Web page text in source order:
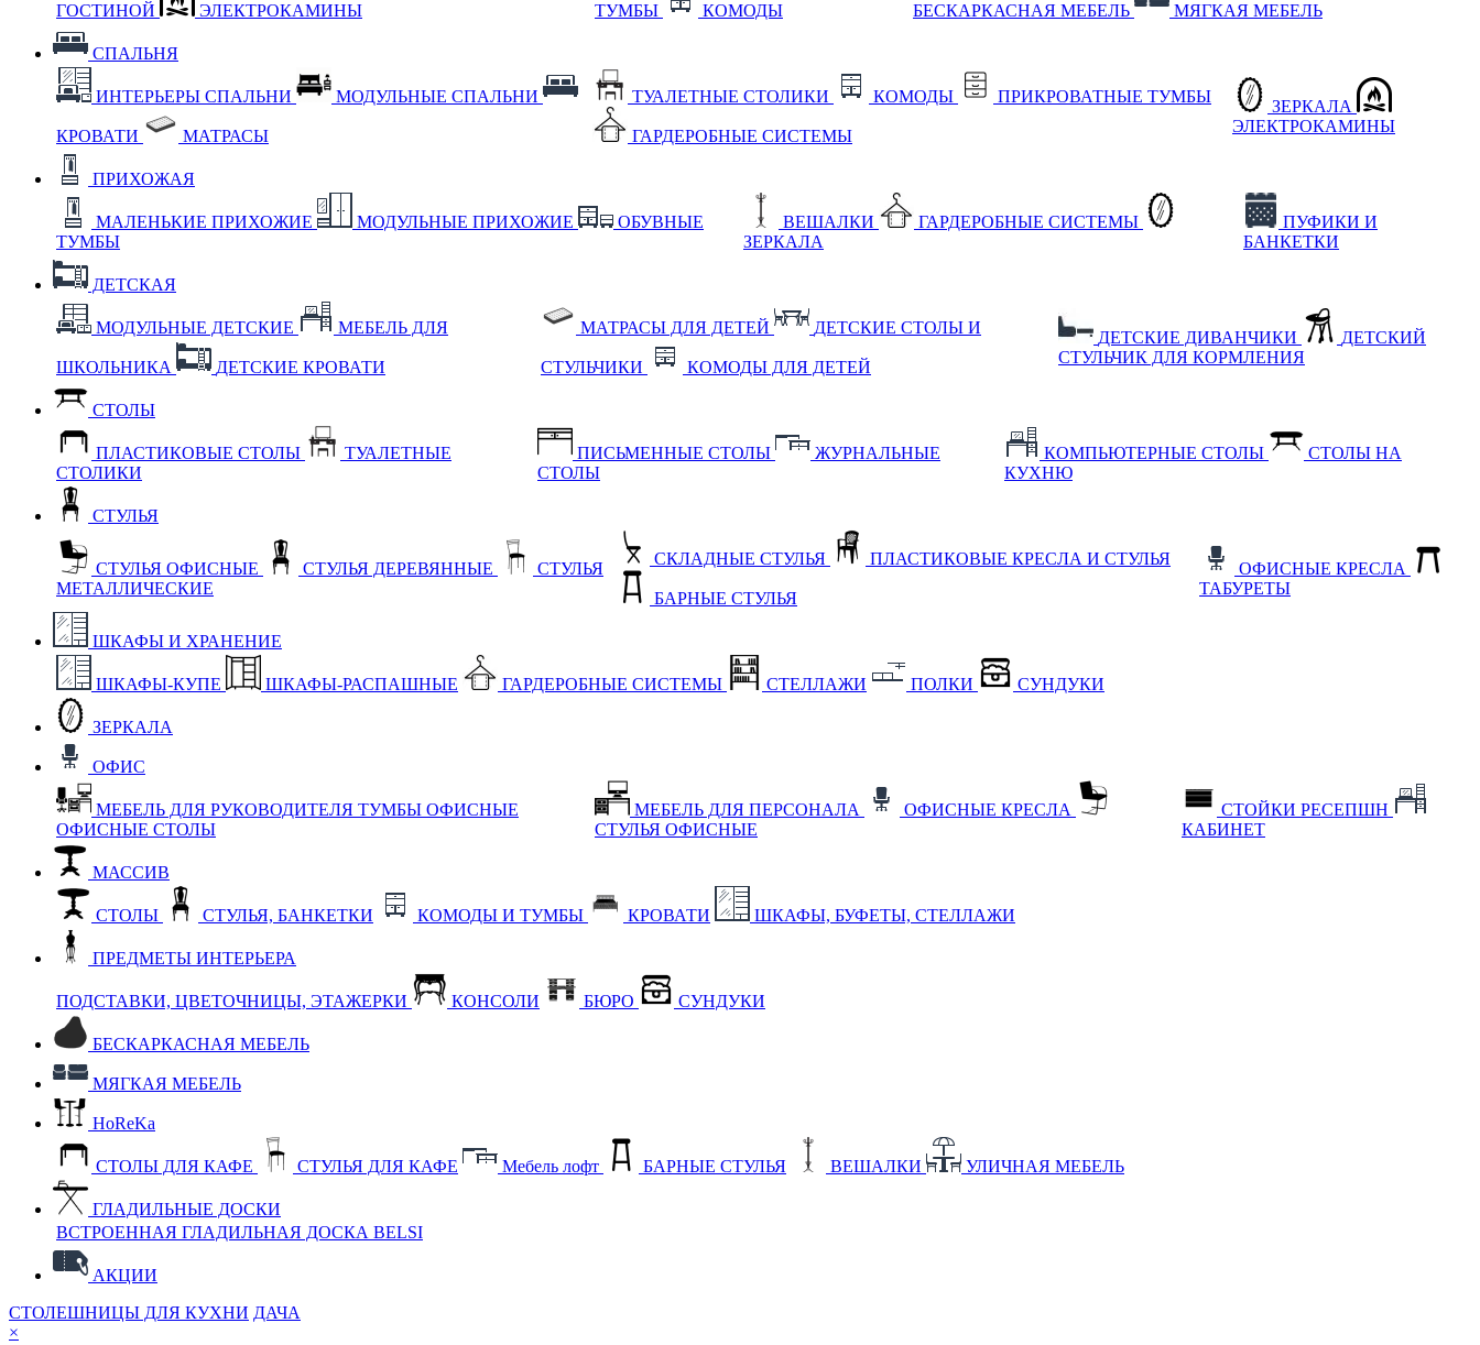
ГОСТИНОЙ ЭЛЕКТРОКАМИНЫ ТУМБЫ КОМОДЫ БЕСКАРКАСНАЯ МЕБЕЛЬ МЯГКАЯ МЕБЕЛЬ
СПАЛЬНЯ
ИНТЕРЬЕРЫ СПАЛЬНИ МОДУЛЬНЫЕ СПАЛЬНИ
КРОВАТИ МАТРАСЫ
ТУАЛЕТНЫЕ СТОЛИКИ КОМОДЫ ПРИКРОВАТНЫЕ ТУМБЫ
ГАРДЕРОБНЫЕ СИСТЕМЫ
ЗЕРКАЛА
ЭЛЕКТРОКАМИНЫ
ПРИХОЖАЯ
МАЛЕНЬКИЕ ПРИХОЖИЕ МОДУЛЬНЫЕ ПРИХОЖИЕ
ОБУВНЫЕ
ТУМБЫ
ВЕШАЛКИ
ГАРДЕРОБНЫЕ СИСТЕМЫ
ЗЕРКАЛА
ПУФИКИ И
БАНКЕТКИ
ДЕТСКАЯ
МОДУЛЬНЫЕ ДЕТСКИЕ МЕБЕЛЬ ДЛЯ
ШКОЛЬНИКА ДЕТСКИЕ КРОВАТИ
МАТРАСЫ ДЛЯ ДЕТЕЙ ДЕТСКИЕ СТОЛЫ И
СТУЛЬЧИКИ КОМОДЫ ДЛЯ ДЕТЕЙ
ДЕТСКИЕ ДИВАНЧИКИ
ДЕТСКИЙ
СТУЛЬЧИК ДЛЯ КОРМЛЕНИЯ
СТОЛЫ
ПЛАСТИКОВЫЕ СТОЛЫ
ТУАЛЕТНЫЕ
СТОЛИКИ
ПИСЬМЕННЫЕ СТОЛЫ
ЖУРНАЛЬНЫЕ
СТОЛЫ
КОМПЬЮТЕРНЫЕ СТОЛЫ
СТОЛЫ НА
КУХНЮ
СТУЛЬЯ
СТУЛЬЯ ОФИСНЫЕ СТУЛЬЯ ДЕРЕВЯННЫЕ
СТУЛЬЯ
МЕТАЛЛИЧЕСКИЕ
СКЛАДНЫЕ СТУЛЬЯ ПЛАСТИКОВЫЕ КРЕСЛА И СТУЛЬЯ
БАРНЫЕ СТУЛЬЯ
ОФИСНЫЕ КРЕСЛА
ТАБУРЕТЫ
ШКАФЫ И ХРАНЕНИЕ
ШКАФЫ-КУПЕ ШКАФЫ-РАСПАШНЫЕ ГАРДЕРОБНЫЕ СИСТЕМЫ СТЕЛЛАЖИ ПОЛКИ СУНДУКИ
ЗЕРКАЛА
ОФИС
МЕБЕЛЬ ДЛЯ РУКОВОДИТЕЛЯ ТУМБЫ ОФИСНЫЕ
ОФИСНЫЕ СТОЛЫ
МЕБЕЛЬ ДЛЯ ПЕРСОНАЛА
ОФИСНЫЕ КРЕСЛА
СТУЛЬЯ ОФИСНЫЕ
СТОЙКИ РЕСЕПШН
КАБИНЕТ
МАССИВ
СТОЛЫ СТУЛЬЯ, БАНКЕТКИ КОМОДЫ И ТУМБЫ КРОВАТИ ШКАФЫ, БУФЕТЫ, СТЕЛЛАЖИ
ПРЕДМЕТЫ ИНТЕРЬЕРА
ПОДСТАВКИ, ЦВЕТОЧНИЦЫ, ЭТАЖЕРКИ КОНСОЛИ БЮРО СУНДУКИ
БЕСКАРКАСНАЯ МЕБЕЛЬ
МЯГКАЯ МЕБЕЛЬ
HoReKa
СТОЛЫ ДЛЯ КАФЕ СТУЛЬЯ ДЛЯ КАФЕ Мебель лофт БАРНЫЕ СТУЛЬЯ ВЕШАЛКИ УЛИЧНАЯ МЕБЕЛЬ
ГЛАДИЛЬНЫЕ ДОСКИ
ВСТРОЕННАЯ ГЛАДИЛЬНАЯ ДОСКА BELSI
АКЦИИ
СТОЛЕШНИЦЫ ДЛЯ КУХНИ ДАЧА
×